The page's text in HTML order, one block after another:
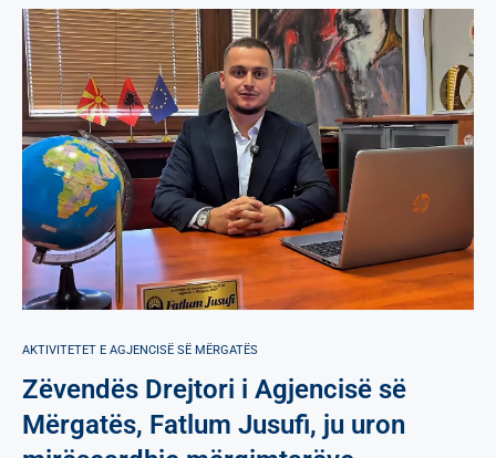
AKTIVITETET E AGJENCISË SË МËRGATËS
Zëvendës Drejtori i Agjencisë së
Mërgatës, Fatlum Jusufi, ju uron